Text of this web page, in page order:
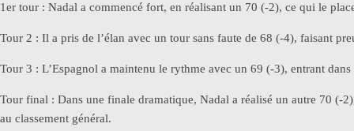
1er tour : Nadal a commencé fort, en réalisant un 70 (-2), ce qui le
Tour 2 : Il a pris de l’élan avec un tour sans faute de 68 (-4), faisant
Tour 3 : L’Espagnol a maintenu le rythme avec un 69 (-3), entrant
Tour final : Dans une finale dramatique, Nadal a réalisé un autre 70 (-
au classement général.